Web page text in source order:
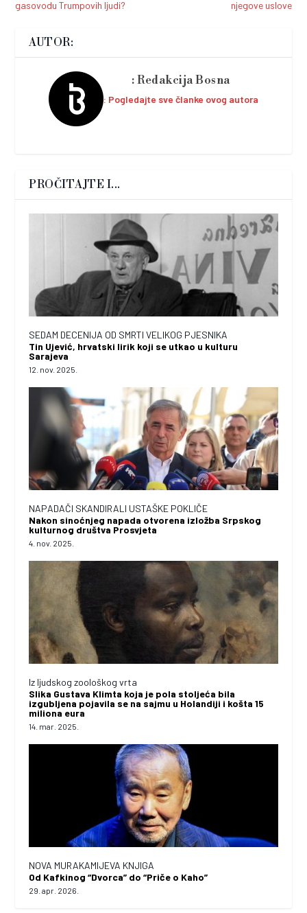
gasovodu Trumpovih ljudi? njegove uslove
AUTOR:
Redakcija Bosna
Pogledajte sve članke ovog autora
PROČITAJTE I...
SEDAM DECENIJA OD SMRTI VELIKOG PJESNIKA
Tin Ujević, hrvatski lirik koji se utkao u kulturu
Sarajeva
12. nov. 2025.
NAPADAČI SKANDIRALI USTAŠKE POKLIČE
Nakon sinoćnjeg napada otvorena izložba Srpskog
kulturnog društva Prosvjeta
4. nov. 2025.
Iz ljudskog zoološkog vrta
Slika Gustava Klimta koja je pola stoljeća bila
izgubljena pojavila se na sajmu u Holandiji i košta 15
miliona eura
14. mar. 2025.
NOVA MURAKAMIJEVA KNJIGA
Od Kafkinog “Dvorca” do “Priče o Kaho”
29. apr. 2026.